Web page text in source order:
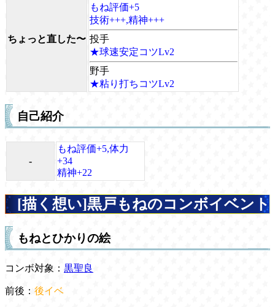
ちょっと直した〜
もね評価+5
技術+++,精神+++
投手
★球速安定コツLv2
野手
★粘り打ちコツLv2
自己紹介
-
もね評価+5,体力
+34
精神+22
[描く想い]黒戸もねのコンボイベント
もねとひかりの絵
コンボ対象： 黒聖良
前後： 後イベ